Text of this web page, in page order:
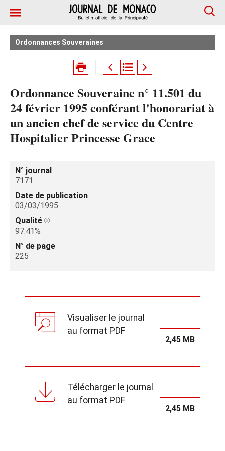
Ordonnances Souveraines
Ordonnance Souveraine n° 11.501 du
24 février 1995 conférant l'honorariat à
un ancien chef de service du Centre
Hospitalier Princesse Grace
N° journal
7171
Date de publication
03/03/1995
Qualité
97.41%
N° de page
225
Visualiser le journal
au format PDF
2,45 MB
Télécharger le journal
au format PDF
2,45 MB